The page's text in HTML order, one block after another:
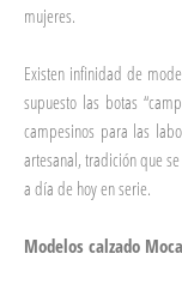
mujeres.
Existen infinidad de
supuesto las botas
campesinos para las
artesanal, tradición que
a día de hoy en serie.
Modelos calzado